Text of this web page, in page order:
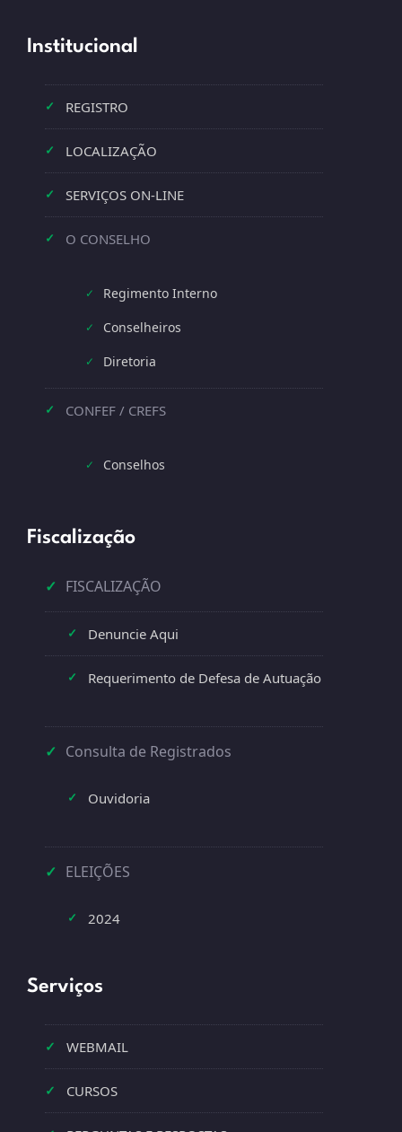
Institucional
✓ REGISTRO
✓ LOCALIZAÇÃO
✓ SERVIÇOS ON-LINE
✓ O CONSELHO
✓ Regimento Interno
✓ Conselheiros
✓ Diretoria
✓ CONFEF / CREFS
✓ Conselhos
Fiscalização
✓ FISCALIZAÇÃO
✓ Denuncie Aqui
✓ Requerimento de Defesa de Autuação
✓ Consulta de Registrados
✓ Ouvidoria
✓ ELEIÇÕES
✓ 2024
Serviços
✓ WEBMAIL
✓ CURSOS